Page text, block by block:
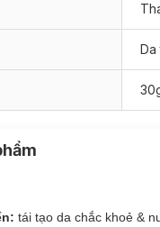
Doll Cover Matte
tuýp 15g / dạng chai vòi
Da
tái tạo da chắc khoẻ &